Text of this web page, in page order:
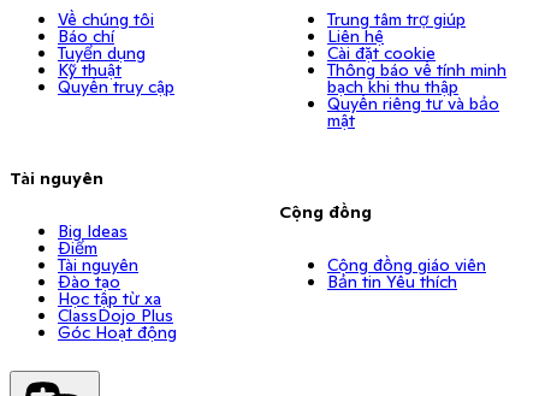
Về chúng tôi
Báo chí
Tuyển dụng
Kỹ thuật
Quyền truy cập
Tài nguyên
Big Ideas
Điểm
Tài nguyên
Đào tạo
Học tập từ xa
ClassDojo Plus
Góc Hoạt động
Trung tâm trợ giúp
Liên hệ
Cài đặt cookie
Thông báo về tính minh
bạch khi thu thập
Quyền riêng tư và bảo
mật
Cộng đồng
Cộng đồng giáo viên
Bản tin Yêu thích